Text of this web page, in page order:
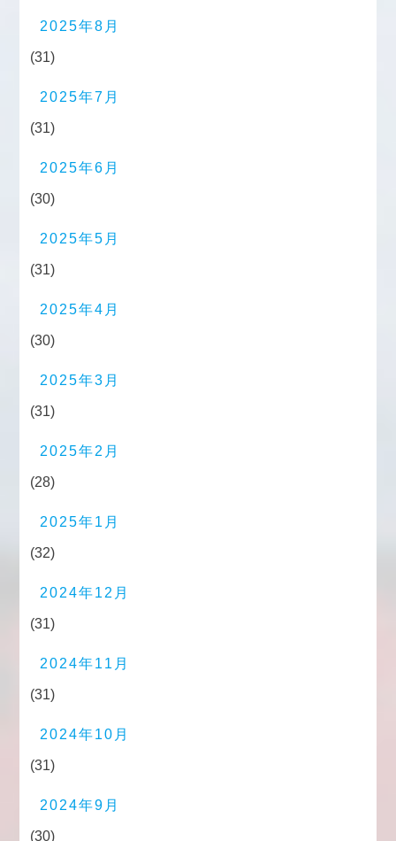
2025年8月
(31)
2025年7月
(31)
2025年6月
(30)
2025年5月
(31)
2025年4月
(30)
2025年3月
(31)
2025年2月
(28)
2025年1月
(32)
2024年12月
(31)
2024年11月
(31)
2024年10月
(31)
2024年9月
(30)